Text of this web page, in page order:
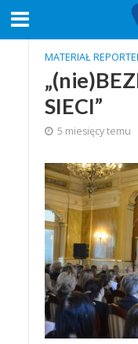
MATERIAŁ
SIECI”
5 miesięcy temu